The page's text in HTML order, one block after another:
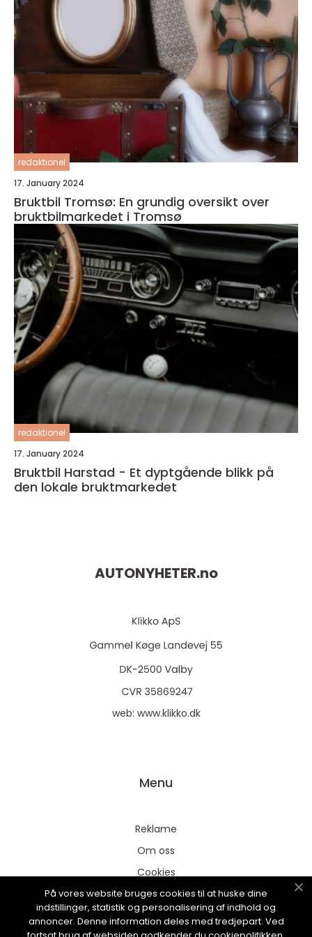
redaktionel
17. January 2024
Bruktbil Tromsø: En grundig oversikt over
bruktbilmarkedet i Tromsø
redaktionel
17. January 2024
Bruktbil Harstad - Et dyptgående blikk på
den lokale bruktmarkedet
AUTONYHETER.no
web: www.klikko.dk
Menu
Reklame
Om oss
Cookies
Kontakt Oss
Sitemap
På vores website bruges cookies til at huske dine
indstillinger, statistik og personalisering af indhold og
annoncer. Denne information deles med tredjepart. Ved